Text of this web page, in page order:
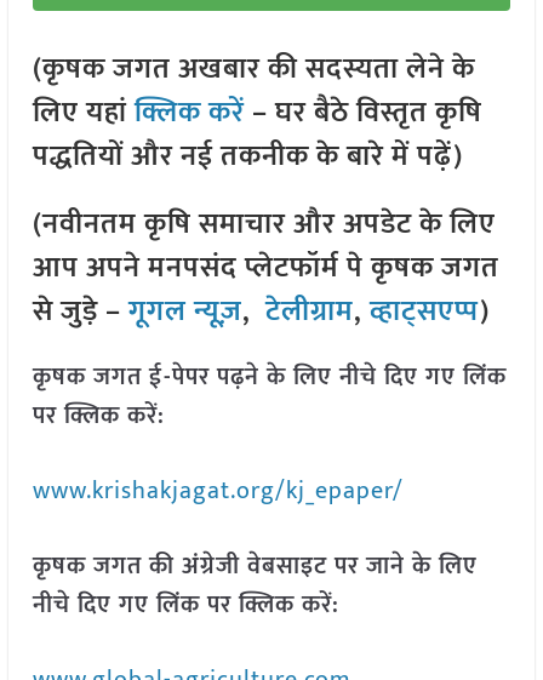
(कृषक जगत अखबार की सदस्यता लेने के
लिए यहांक्लिक करें– घर बैठे विस्तृत कृषि
पद्धतियों और नई तकनीक के बारे में पढ़ें)
(नवीनतम कृषि समाचार और अपडेट के लिए
आप अपने मनपसंद प्लेटफॉर्म पे कृषक जगत
से जुड़े –गूगल न्यूज़,टेलीग्राम,व्हाट्सएप्प)
कृषक जगत ई-पेपर पढ़ने के लिए नीचे दिए गए लिंक
पर क्लिक करें:
www.krishakjagat.org/kj_epaper/
कृषक जगत की अंग्रेजी वेबसाइट पर जाने के लिए
नीचे दिए गए लिंक पर क्लिक करें: